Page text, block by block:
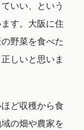
いい、という
す。大阪に住
野菜を食べた
しいと思いま
ど収穫から食
の畑や農家を